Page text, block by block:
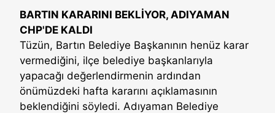
BARTIN KARARINI BEKLİYOR, ADIYAMAN
CHP'DE KALDI
Tüzün, Bartın Belediye Başkanının henüz karar
vermediğini, ilçe belediye başkanlarıyla
yapacağı değerlendirmenin ardından
önümüzdeki hafta kararını açıklamasının
beklendiğini söyledi. Adıyaman Belediye